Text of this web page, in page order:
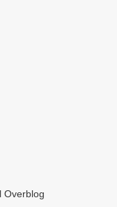
Overblog